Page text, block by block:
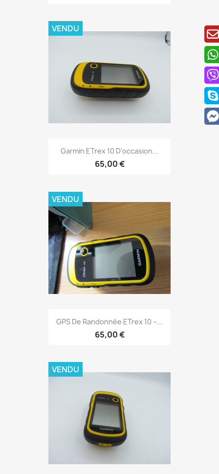
Aperçu rapide
Garmin ETrex 10 D'occasion...
65,00 €
VENDU
Aperçu rapide
GPS De Randonnée ETrex 10 –...
65,00 €
VENDU
VENDU